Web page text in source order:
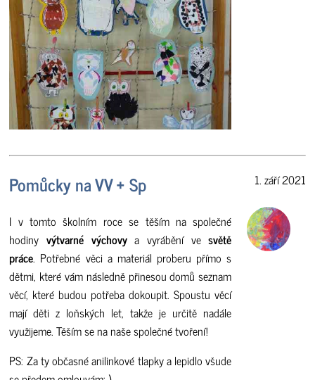
Pomůcky na VV + Sp
I v tomto školním roce se těším na společné
hodiny výtvarné výchovya vyrábění vesvětě
práce. Potřebné věci a materiál proberu přímo s
dětmi, které vám následně přinesou domů seznam
věcí, které budou potřeba dokoupit. Spoustu věcí
mají děti z loňských let, takže je určitě nadále
využijeme. Těším se na naše společné tvoření!
PS: Za ty občasné anilinkové tlapky a lepidlo všude
1. září 2021